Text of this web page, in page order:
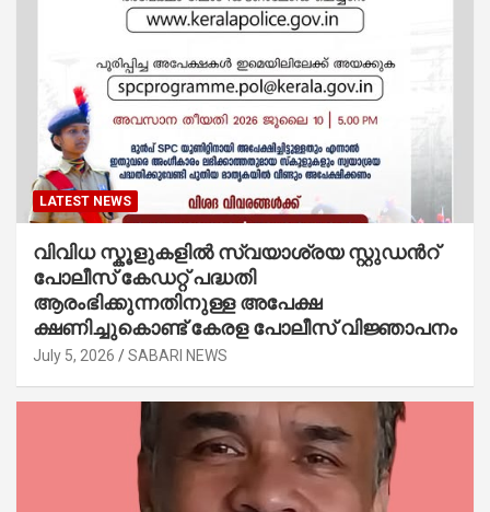
LATEST NEWS
വിവിധ സ്കൂളുകളില്‍ സ്വയാശ്രയ സ്റ്റുഡന്‍റ്
പോലീസ് കേഡറ്റ് പദ്ധതി
ആരംഭിക്കുന്നതിനുള്ള അപേക്ഷ
ക്ഷണിച്ചുകൊണ്ട് കേരള പോലീസ് വിജ്ഞാപനം
July 5, 2026 SABARI NEWS